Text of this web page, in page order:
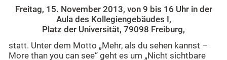
Freitag, 15. November 2013, von 9 bis 16 Uhr in der
Aula des Kollegiengebäudes I,
Platz der Universität, 79098 Freiburg,
statt. Unter dem Motto „Mehr, als du sehen kannst –
More than you can see“ geht es um „Nicht sichtbare